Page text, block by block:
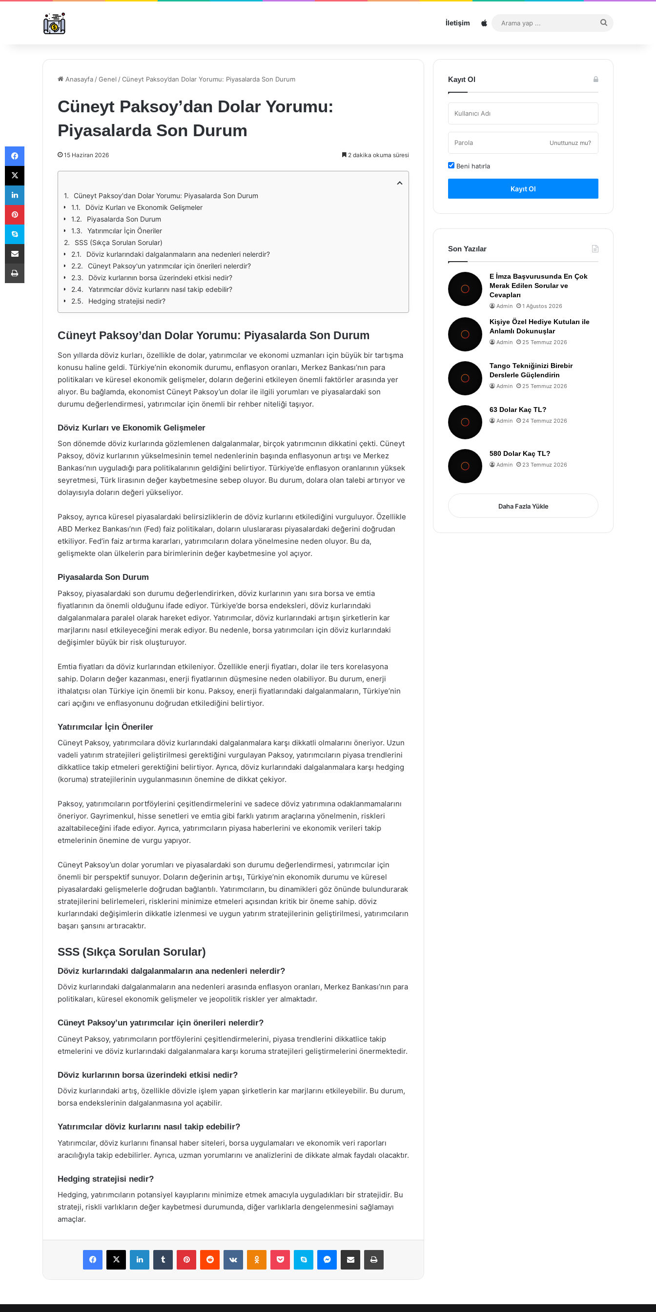
İletişim Sitemap
...
Anasayfa /Genel /Cüneyt Paksoy’dan Dolar Yorumu: Piyasalarda Son Durum
Cüneyt Paksoy’dan Dolar Yorumu:
Piyasalarda Son Durum
15 Haziran 2026 2 dakika okuma süresi
Cüneyt Paksoy'dan Dolar Yorumu: Piyasalarda Son Durum
Döviz Kurları ve Ekonomik Gelişmeler
Piyasalarda Son Durum
Yatırımcılar İçin Öneriler
SSS (Sıkça Sorulan Sorular)
Döviz kurlarındaki dalgalanmaların ana nedenleri nelerdir?
Cüneyt Paksoy'un yatırımcılar için önerileri nelerdir?
Döviz kurlarının borsa üzerindeki etkisi nedir?
Yatırımcılar döviz kurlarını nasıl takip edebilir?
Hedging stratejisi nedir?
Cüneyt Paksoy’dan Dolar Yorumu: Piyasalarda Son Durum
Son yıllarda döviz kurları, özellikle de dolar, yatırımcılar ve ekonomi uzmanları için büyük bir tartışma
konusu haline geldi. Türkiye’nin ekonomik durumu, enflasyon oranları, Merkez Bankası’nın para
politikaları ve küresel ekonomik gelişmeler, doların değerini etkileyen önemli faktörler arasında yer
alıyor. Bu bağlamda, ekonomist Cüneyt Paksoy’un dolar ile ilgili yorumları ve piyasalardaki son
durumu değerlendirmesi, yatırımcılar için önemli bir rehber niteliği taşıyor.
Döviz Kurları ve Ekonomik Gelişmeler
Son dönemde döviz kurlarında gözlemlenen dalgalanmalar, birçok yatırımcının dikkatini çekti. Cüneyt
Paksoy, döviz kurlarının yükselmesinin temel nedenlerinin başında enflasyonun artışı ve Merkez
Bankası’nın uyguladığı para politikalarının geldiğini belirtiyor. Türkiye’de enflasyon oranlarının yüksek
seyretmesi, Türk lirasının değer kaybetmesine sebep oluyor. Bu durum, dolara olan talebi artırıyor ve
dolayısıyla doların değeri yükseliyor.
Paksoy, ayrıca küresel piyasalardaki belirsizliklerin de döviz kurlarını etkilediğini vurguluyor. Özellikle
ABD Merkez Bankası’nın (Fed) faiz politikaları, doların uluslararası piyasalardaki değerini doğrudan
etkiliyor. Fed’in faiz artırma kararları, yatırımcıların dolara yönelmesine neden oluyor. Bu da,
gelişmekte olan ülkelerin para birimlerinin değer kaybetmesine yol açıyor.
Piyasalarda Son Durum
Paksoy, piyasalardaki son durumu değerlendirirken, döviz kurlarının yanı sıra borsa ve emtia
fiyatlarının da önemli olduğunu ifade ediyor. Türkiye’de borsa endeksleri, döviz kurlarındaki
dalgalanmalara paralel olarak hareket ediyor. Yatırımcılar, döviz kurlarındaki artışın şirketlerin kar
marjlarını nasıl etkileyeceğini merak ediyor. Bu nedenle, borsa yatırımcıları için döviz kurlarındaki
değişimler büyük bir risk oluşturuyor.
Emtia fiyatları da döviz kurlarından etkileniyor. Özellikle enerji fiyatları, dolar ile ters korelasyona
sahip. Doların değer kazanması, enerji fiyatlarının düşmesine neden olabiliyor. Bu durum, enerji
ithalatçısı olan Türkiye için önemli bir konu. Paksoy, enerji fiyatlarındaki dalgalanmaların, Türkiye’nin
cari açığını ve enflasyonunu doğrudan etkilediğini belirtiyor.
Yatırımcılar İçin Öneriler
Cüneyt Paksoy, yatırımcılara döviz kurlarındaki dalgalanmalara karşı dikkatli olmalarını öneriyor. Uzun
vadeli yatırım stratejileri geliştirilmesi gerektiğini vurgulayan Paksoy, yatırımcıların piyasa trendlerini
dikkatlice takip etmeleri gerektiğini belirtiyor. Ayrıca, döviz kurlarındaki dalgalanmalara karşı hedging
(koruma) stratejilerinin uygulanmasının önemine de dikkat çekiyor.
Paksoy, yatırımcıların portföylerini çeşitlendirmelerini ve sadece döviz yatırımına odaklanmamalarını
öneriyor. Gayrimenkul, hisse senetleri ve emtia gibi farklı yatırım araçlarına yönelmenin, riskleri
azaltabileceğini ifade ediyor. Ayrıca, yatırımcıların piyasa haberlerini ve ekonomik verileri takip
etmelerinin önemine de vurgu yapıyor.
Cüneyt Paksoy’un dolar yorumları ve piyasalardaki son durumu değerlendirmesi, yatırımcılar için
önemli bir perspektif sunuyor. Doların değerinin artışı, Türkiye’nin ekonomik durumu ve küresel
piyasalardaki gelişmelerle doğrudan bağlantılı. Yatırımcıların, bu dinamikleri göz önünde bulundurarak
stratejilerini belirlemeleri, risklerini minimize etmeleri açısından kritik bir öneme sahip. döviz
kurlarındaki değişimlerin dikkatle izlenmesi ve uygun yatırım stratejilerinin geliştirilmesi, yatırımcıların
başarı şansını artıracaktır.
SSS (Sıkça Sorulan Sorular)
Döviz kurlarındaki dalgalanmaların ana nedenleri nelerdir?
Döviz kurlarındaki dalgalanmaların ana nedenleri arasında enflasyon oranları, Merkez Bankası’nın para
politikaları, küresel ekonomik gelişmeler ve jeopolitik riskler yer almaktadır.
Cüneyt Paksoy’un yatırımcılar için önerileri nelerdir?
Cüneyt Paksoy, yatırımcıların portföylerini çeşitlendirmelerini, piyasa trendlerini dikkatlice takip
etmelerini ve döviz kurlarındaki dalgalanmalara karşı koruma stratejileri geliştirmelerini önermektedir.
Döviz kurlarının borsa üzerindeki etkisi nedir?
Döviz kurlarındaki artış, özellikle dövizle işlem yapan şirketlerin kar marjlarını etkileyebilir. Bu durum,
borsa endekslerinin dalgalanmasına yol açabilir.
Yatırımcılar döviz kurlarını nasıl takip edebilir?
Yatırımcılar, döviz kurlarını finansal haber siteleri, borsa uygulamaları ve ekonomik veri raporları
aracılığıyla takip edebilirler. Ayrıca, uzman yorumlarını ve analizlerini de dikkate almak faydalı olacaktır.
Hedging stratejisi nedir?
Hedging, yatırımcıların potansiyel kayıplarını minimize etmek amacıyla uyguladıkları bir stratejidir. Bu
strateji, riskli varlıkların değer kaybetmesi durumunda, diğer varlıklarla dengelenmesini sağlamayı
amaçlar.
Facebook
X LinkedInTumblr PinterestReddit VKontakteOdnoklassniki
Pocket Skype Messenger
E-Posta ile paylaş Yazdır
Kayıt Ol
Unuttunuz mu?
Beni hatırla
Kayıt Ol
Son Yazılar
E İmza Başvurusunda En Çok
Merak Edilen Sorular ve
Cevapları
Admin 1 Ağustos 2026
Kişiye Özel Hediye Kutuları ile
Anlamlı Dokunuşlar
Admin 25 Temmuz 2026
Tango Tekniğinizi Birebir
Derslerle Güçlendirin
Admin 25 Temmuz 2026
63 Dolar Kaç TL?
Admin 24 Temmuz 2026
580 Dolar Kaç TL?
Admin 23 Temmuz 2026
Daha Fazla Yükle
Facebook
X
LinkedIn
Pinterest
Skype
E-Posta ile paylaş